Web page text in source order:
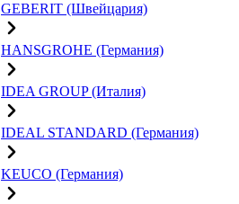
GEBERIT (Швейцария)
HANSGROHE (Германия)
IDEA GROUP (Италия)
IDEAL STANDARD (Германия)
KEUCO (Германия)